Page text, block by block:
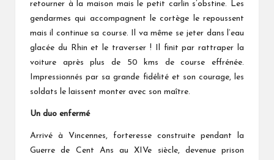
retourner à la maison mais le petit carlin s’obstine. Les
gendarmes qui accompagnent le cortège le repoussent
mais il continue sa course. Il va même se jeter dans l’eau
glacée du Rhin et le traverser ! Il finit par rattraper la
voiture après plus de 50 kms de course effrénée.
Impressionnés par sa grande fidélité et son courage, les
soldats le laissent monter avec son maître.
Un duo enfermé
Arrivé à Vincennes, forteresse construite pendant la
Guerre de Cent Ans au XIVe siècle, devenue prison